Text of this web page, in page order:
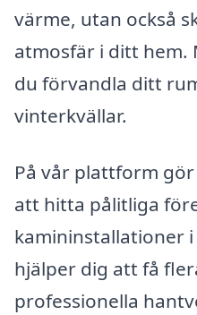
värme, utan också
atmosfär i ditt hem.
du förvandla ditt
vinterkvällar.
På vår plattform
att hitta pålitliga
kamininstallationer
hjälper dig att få
professionella